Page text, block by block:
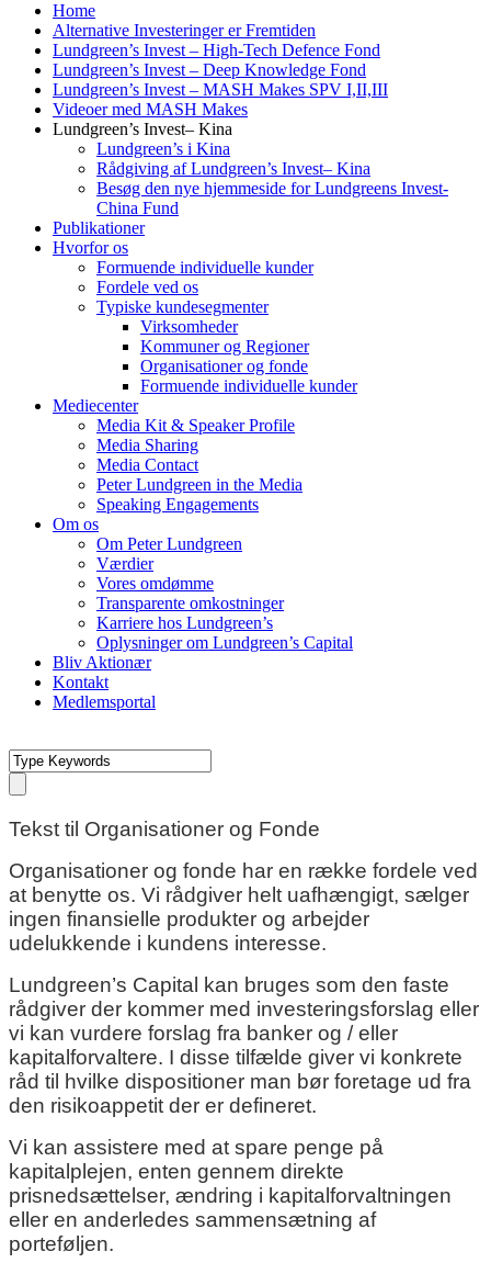
Home
Alternative Investeringer er Fremtiden
Lundgreen’s Invest – High-Tech Defence Fond
Lundgreen’s Invest – Deep Knowledge Fond
Lundgreen’s Invest – MASH Makes SPV I,II,III
Videoer med MASH Makes
Lundgreen’s Invest– Kina
Lundgreen’s i Kina
Rådgiving af Lundgreen’s Invest– Kina
Besøg den nye hjemmeside for Lundgreens Invest-
China Fund
Publikationer
Hvorfor os
Formuende individuelle kunder
Fordele ved os
Typiske kundesegmenter
Virksomheder
Kommuner og Regioner
Organisationer og fonde
Formuende individuelle kunder
Mediecenter
Media Kit & Speaker Profile
Media Sharing
Media Contact
Peter Lundgreen in the Media
Speaking Engagements
Om os
Om Peter Lundgreen
Værdier
Vores omdømme
Transparente omkostninger
Karriere hos Lundgreen’s
Oplysninger om Lundgreen’s Capital
Bliv Aktionær
Kontakt
Medlemsportal
Tekst til Organisationer og Fonde
Organisationer og fonde har en række fordele ved
at benytte os. Vi rådgiver helt uafhængigt, sælger
ingen finansielle produkter og arbejder
udelukkende i kundens interesse.
Lundgreen’s Capital kan bruges som den faste
rådgiver der kommer med investeringsforslag eller
vi kan vurdere forslag fra banker og / eller
kapitalforvaltere. I disse tilfælde giver vi konkrete
råd til hvilke dispositioner man bør foretage ud fra
den risikoappetit der er defineret.
Vi kan assistere med at spare penge på
kapitalplejen, enten gennem direkte
prisnedsættelser, ændring i kapitalforvaltningen
eller en anderledes sammensætning af
porteføljen.